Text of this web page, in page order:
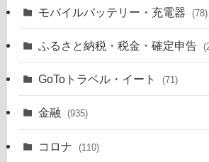
モバイルバッテリー・充電器 (78)
ふるさと納税・税金・確定申告
GoToトラベル・イート (71)
金融 (935)
コロナ (110)